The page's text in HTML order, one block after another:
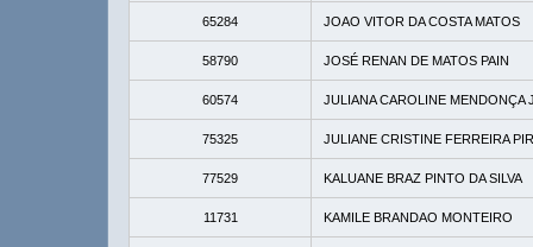
65284 JOAO VITOR DA COSTA MATOS
58790 JOSÉ RENAN DE MATOS PAIN
60574 JULIANA CAROLINE MENDONÇA
75325 JULIANE CRISTINE FERREIRA
77529 KALUANE BRAZ PINTO DA SILVA
11731 KAMILE BRANDAO MONTEIRO